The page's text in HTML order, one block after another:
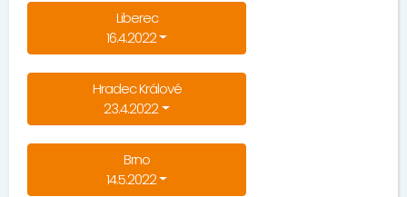
Liberec
16.4.2022
Hradec Králové
23.4.2022
Brno
14.5.2022